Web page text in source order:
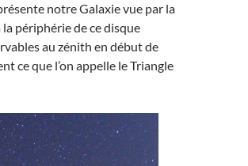
notre Galaxie vue par la
périphérie de ce disque
au zénith en début de
ce que l’on appelle le Triangle